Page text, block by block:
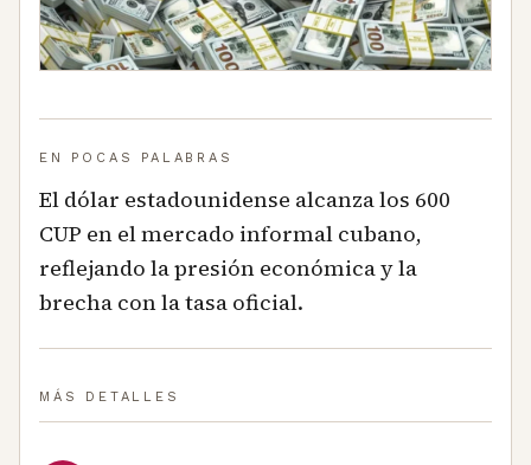
EN POCAS PALABRAS
El dólar estadounidense alcanza los 600
CUP en el mercado informal cubano,
reflejando la presión económica y la
brecha con la tasa oficial.
MÁS DETALLES